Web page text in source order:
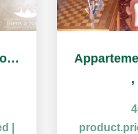
A Vendre Nantes Saint Joseph de Porterie T3 2025
,